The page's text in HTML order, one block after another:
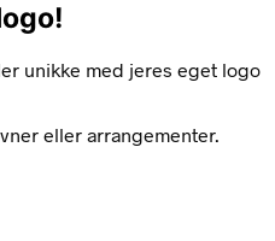
unikke med jeres eget logo
eller arrangementer.